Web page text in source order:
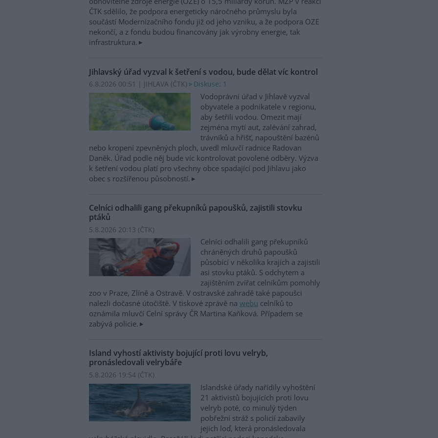
ČTK sdělilo, že podpora energeticky náročného průmyslu byla
součástí Modernizačního fondu již od jeho vzniku, a že podpora OZE
nekončí, a z fondu budou financovány jak výrobny energie, tak
infrastruktura.
Jihlavský úřad vyzval k šetření s vodou, bude dělat víc kontrol
6.8.2026 00:51 | JIHLAVA (ČTK) Diskuse: 1
Vodoprávní úřad v Jihlavě vyzval
obyvatele a podnikatele v regionu,
aby šetřili vodou. Omezit mají
zejména mytí aut, zalévání zahrad,
trávníků a hřišť, napouštění bazénů
nebo kropení zpevněných ploch, uvedl mluvčí radnice Radovan
Daněk. Úřad podle něj bude víc kontrolovat povolené odběry. Výzva
k šetření vodou platí pro všechny obce spadající pod Jihlavu jako
obec s rozšířenou působností.
Celníci odhalili gang překupníků papoušků, zajistili stovku
ptáků
5.8.2026 20:13 (ČTK)
Celníci odhalili gang překupníků
chráněných druhů papoušků
působící v několika krajích a zajistili
asi stovku ptáků. S odchytem a
zajištěním zvířat celníkům pomohly
zoo v Praze, Zlíně a Ostravě. V ostravské zahradě také papoušci
nalezli dočasné útočiště. V tiskové zprávě na webu celníků to
oznámila mluvčí Celní správy ČR Martina Kaňková. Případem se
zabývá policie.
Island vyhostí aktivisty bojující proti lovu velryb,
pronásledovali velrybáře
5.8.2026 19:54 (ČTK)
Islandské úřady nařídily vyhoštění
21 aktivistů bojujících proti lovu
velryb poté, co minulý týden
pobřežní stráž s policií zabavily
jejich loď, která pronásledovala